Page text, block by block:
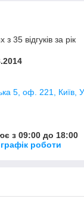
35 відгуків за рік
5, оф. 221, Київ,
з 09:00 до 18:00
роботи